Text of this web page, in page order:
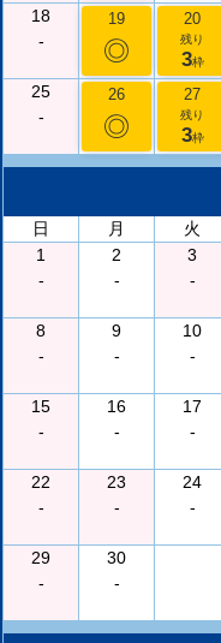
18
-
19
◎
20
残り
3枠
25
-
26
◎
27
残り
3枠
日
月 火
1
-
2
-
3
-
8
-
9
-
10
-
15
-
16
-
17
-
22
-
23
-
24
-
29
-
30
-